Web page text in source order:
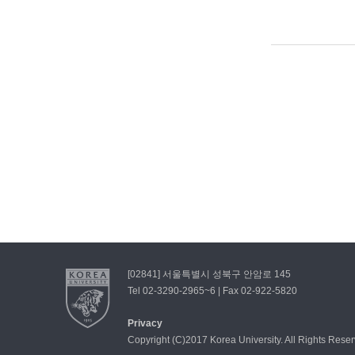
[02841] 서울특별시 성북구 안암로 145
Tel 02-3290-2965~6 | Fax 02-922-5820
Privacy
Copyright (C)2017 Korea University. All Rights